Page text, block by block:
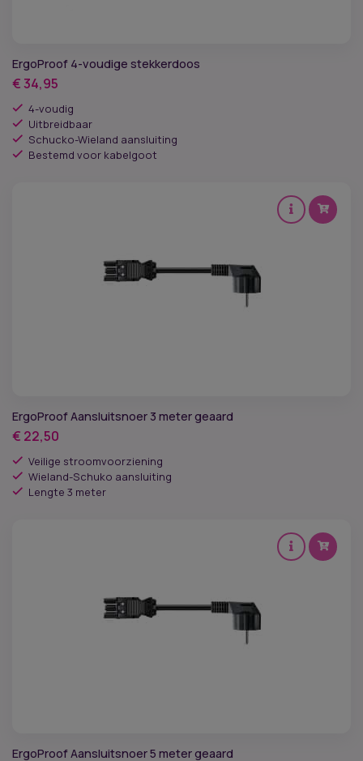
ErgoProof 4-voudige stekkerdoos
€34,95
4-voudig
Uitbreidbaar
Schucko-Wieland aansluiting
Bestemd voor kabelgoot
ErgoProof Aansluitsnoer 3 meter geaard
€ 22,50
Veilige stroomvoorziening
Wieland-Schuko aansluiting
Lengte 3 meter
ErgoProof Aansluitsnoer 5 meter geaard